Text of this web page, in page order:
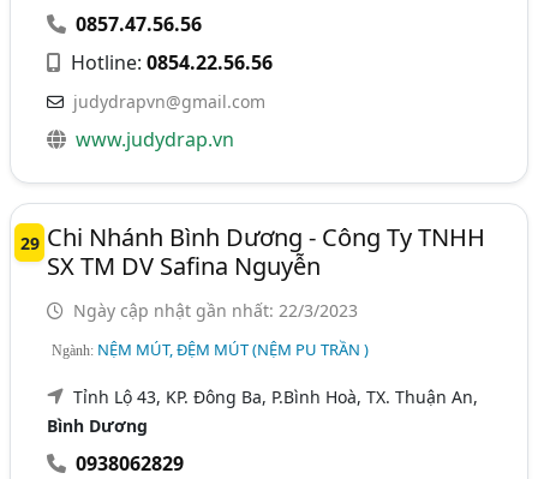
0857.47.56.56
Hotline:0854.22.56.56
judydrapvn@gmail.com
www.judydrap.vn
29 Chi Nhánh Bình Dương - Công Ty TNHH
SX TM DV Safina Nguyễn
Ngày cập nhật gần nhất: 22/3/2023
Ngành: NỆM MÚT, ĐỆM MÚT (NỆM PU TRẦN )
Tỉnh Lộ 43, KP. Đông Ba, P.Bình Hoà, TX. Thuận An,
Bình Dương
0938062829